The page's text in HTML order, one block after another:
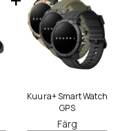
Kuura+ Smart Watch
GPS
Färg